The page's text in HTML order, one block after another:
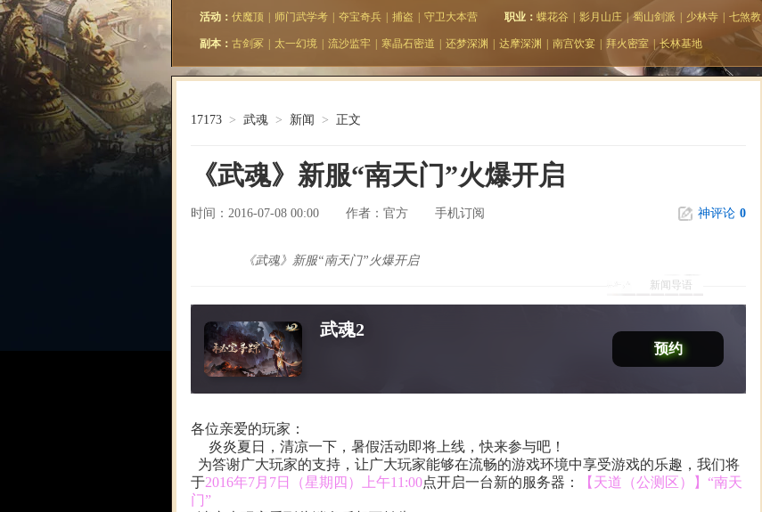
活动： 伏魔顶 师门武学考 夺宝奇兵 捕盗 守卫大本营 职业： 蝶花谷 影月山庄 蜀山剑派 少林寺 七煞教
副本： 古剑冢 太一幻境 流沙监牢 寒晶石密道 还梦深渊 达摩深渊 南宫饮宴 拜火密室 长林基地
17173 > 武魂 > 新闻 > 正文
《武魂》新服“南天门”火爆开启
时间：2016-07-08 00:00 作者： 官方 手机订阅 神评论 0
新闻导语
《武魂》新服“南天门”火爆开启
武魂2
预约
各位亲爱的玩家：
炎炎夏日，清凉一下，暑假活动即将上线，快来参与吧！
为答谢广大玩家的支持，让广大玩家能够在流畅的游戏环境中享受游戏的乐趣，我们将
于2016年7月7日（星期四）上午11:00点开启一台新的服务器：
【天道（公测区）】“南天
门”